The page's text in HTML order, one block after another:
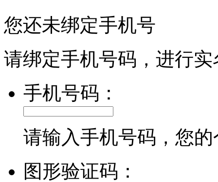
您还未绑定手机号
请绑定手机号码，进行
手机号码：
请输入手机号码，您
图形验证码：